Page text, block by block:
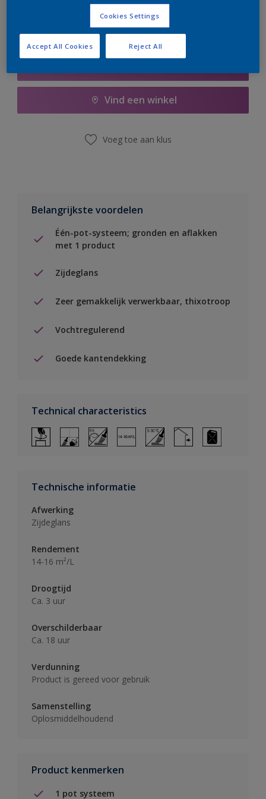
Vind een winkel
Voeg toe aan klus
Belangrijkste voordelen
Één-pot-systeem; gronden en aflakken
met 1 product
Zijdeglans
Zeer gemakkelijk verwerkbaar, thixotroop
Vochtregulerend
Goede kantendekking
Technical characteristics
Technische informatie
Afwerking
Zijdeglans
Rendement
14-16 m²/L
Droogtijd
Ca. 3 uur
Overschilderbaar
Ca. 18 uur
Verdunning
Product is gereed voor gebruik
Samenstelling
Oplosmiddelhoudend
Product kenmerken
1 pot systeem
Cookies Settings
Reject All
Accept All Cookies